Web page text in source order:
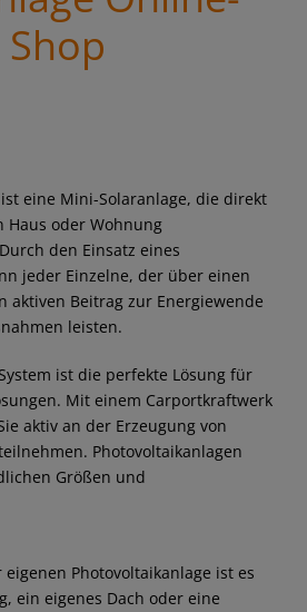
Shop
eine Mini-Solaranlage, die direkt
Haus oder Wohnung
den Einsatz eines
jeder Einzelne, der über einen
aktiven Beitrag zur Energiewende
leisten.
ist die perfekte Lösung für
Mit einem Carportkraftwerk
aktiv an der Erzeugung von
Photovoltaikanlagen
Größen und
Photovoltaikanlage ist es
ein eigenes Dach oder eine